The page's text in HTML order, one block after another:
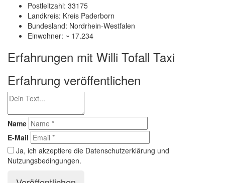
Postleitzahl: 33175
Landkreis: Kreis Paderborn
Bundesland: Nordrhein-Westfalen
Einwohner: ~ 17.234
Erfahrungen mit Willi Tofall Taxi
Erfahrung veröffentlichen
Name
E-Mail
Ja, ich akzeptiere die Datenschutzerklärung und
Nutzungsbedingungen.